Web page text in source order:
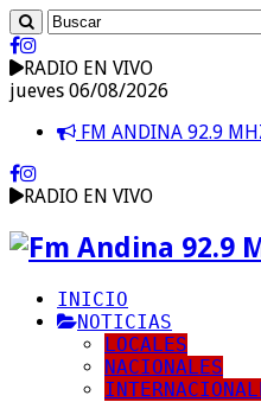
RADIO EN VIVO
jueves 06/08/2026
FM ANDINA 92.9
RADIO EN VIVO
INICIO
NOTICIAS
LOCALES
NACIONALES